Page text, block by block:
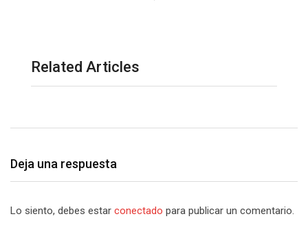
Related Articles
Deja una respuesta
Lo siento, debes estar conectado para publicar un comentario.